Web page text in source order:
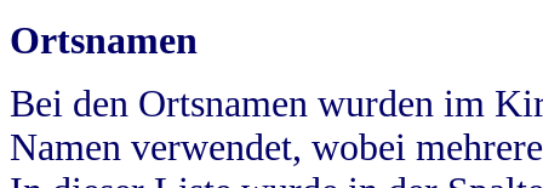
Ortsnamen
Bei den Ortsnamen wurden im
Namen verwendet, wobei